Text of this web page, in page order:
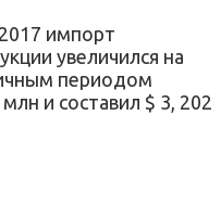
импорт
увеличился на
периодом
и составил $ 3, 202